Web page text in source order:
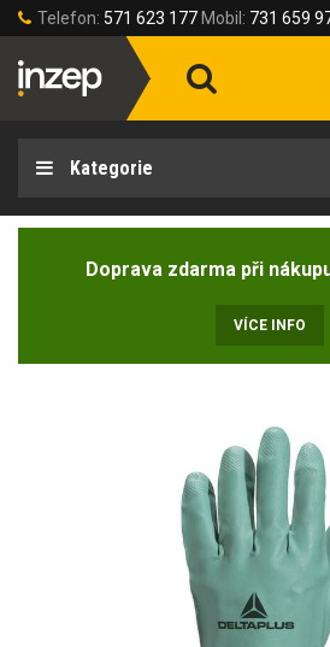
Telefon: 571 623 177 Mobil: 731 659
Kategorie
Doprava zdarma při
VÍCE INFO